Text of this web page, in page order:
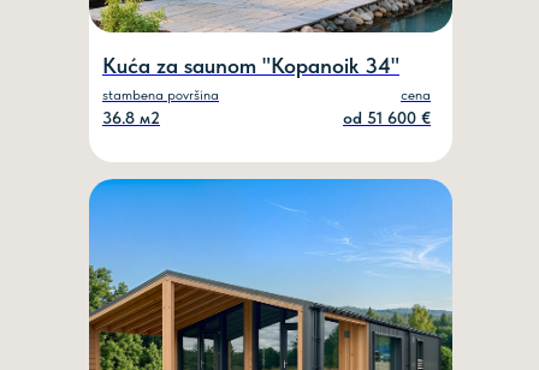
Kuća za saunom "Kopanoik 34"
stambena površina
36.8 м2
cena
od 51 600 €